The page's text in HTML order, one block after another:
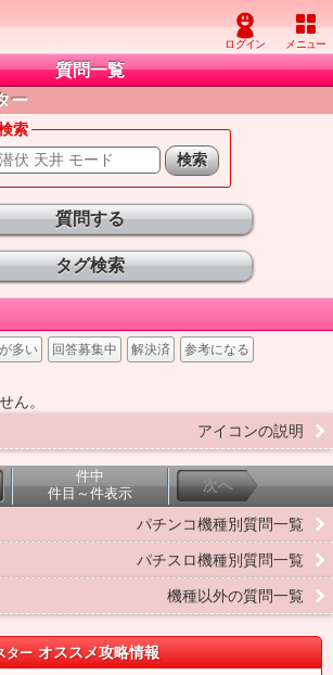
質問一覧
ー
索
質問する
タグ検索
多い 回答募集中 解決済 参考になる
ん。
アイコンの説明
件中
件目～件表示
次へ
パチンコ機種別質問一覧
パチスロ機種別質問一覧
機種以外の質問一覧
ター オススメ攻略情報